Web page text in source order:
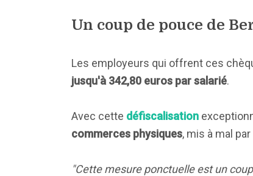
Un coup de pouce de
Les employeurs qui offrent ces
jusqu'à 342,80 euros par salarié.
Avec cette défiscalisation
commerces physiques, mis à mal
"Cette mesure ponctuelle est un